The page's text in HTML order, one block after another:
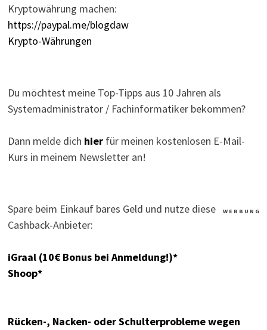
Kryptowährung machen:
https://paypal.me/blogdaw
Krypto-Währungen
Du möchtest meine Top-Tipps aus 10 Jahren als
Systemadministrator / Fachinformatiker bekommen?
Dann melde dich hierfür meinen kostenlosen E-Mail-
Kurs in meinem Newsletter an!
W E R B U N G
Spare beim Einkauf bares Geld und nutze diese
Cashback-Anbieter:
iGraal (10€ Bonus bei Anmeldung!)*
Shoop*
Rücken-, Nacken- oder Schulterprobleme wegen